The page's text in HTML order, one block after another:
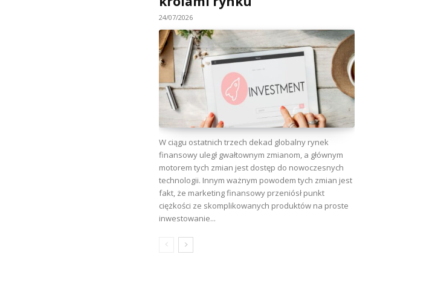
24/07/2026
W ciągu ostatnich trzech dekad globalny rynek
finansowy uległ gwałtownym zmianom, a głównym
motorem tych zmian jest dostęp do nowoczesnych
technologii. Innym ważnym powodem tych zmian jest
fakt, że marketing finansowy przeniósł punkt
ciężkości ze skomplikowanych produktów na proste
inwestowanie...